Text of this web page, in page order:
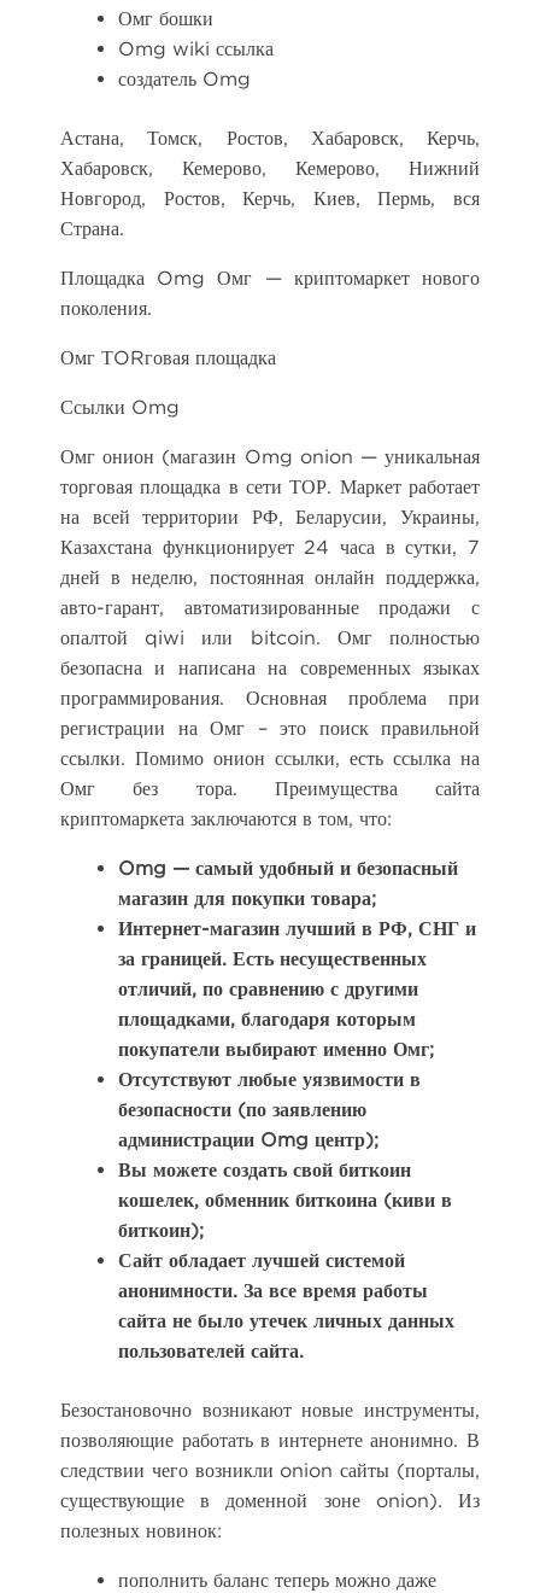
Омг бошки
Omg wiki ссылка
создатель Omg
Астана, Томск, Ростов, Хабаровск, Керчь,
Хабаровск, Кемерово, Кемерово, Нижний
Новгород, Ростов, Керчь, Киев, Пермь, вся
Страна.
Площадка Omg Омг — криптомаркет нового
поколения.
Омг ТORговая площадка
Ссылки Omg
Омг онион (магазин Omg onion — уникальная
торговая площадка в сети ТОР. Маркет работает
на всей территории РФ, Беларусии, Украины,
Казахстана функционирует 24 часа в сутки, 7
дней в неделю, постоянная онлайн поддержка,
авто-гарант, автоматизированные продажи с
опалтой qiwi или bitcoin. Омг полностью
безопасна и написана на современных языках
программирования. Основная проблема при
регистрации на Омг – это поиск правильной
ссылки. Помимо онион ссылки, есть ссылка на
Омг без тора. Преимущества сайта
криптомаркета заключаются в том, что:
Omg — самый удобный и безопасный
магазин для покупки товара;
Интернет-магазин лучший в РФ, СНГ и
за границей. Есть несущественных
отличий, по сравнению с другими
площадками, благодаря которым
покупатели выбирают именно Омг;
Отсутствуют любые уязвимости в
безопасности (по заявлению
администрации Omg центр);
Вы можете создать свой биткоин
кошелек, обменник биткоина (киви в
биткоин);
Сайт обладает лучшей системой
анонимности. За все время работы
сайта не было утечек личных данных
пользователей сайта.
Безостановочно возникают новые инструменты,
позволяющие работать в интернете анонимно. В
следствии чего возникли onion сайты (порталы,
существующие в доменной зоне onion). Из
полезных новинок:
пополнить баланс теперь можно даже